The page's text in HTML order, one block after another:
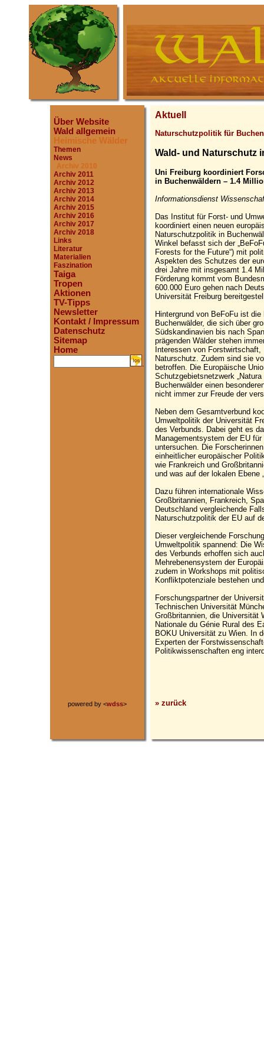
Über Website
Wald allgemein
Heimische Wälder
Themen
News
Archiv 2010
Archiv 2011
Archiv 2012
Archiv 2013
Archiv 2014
Archiv 2015
Archiv 2016
Archiv 2017
Archiv 2018
Links
Literatur
Materialien
Faszination
Taiga
Tropen
Aktionen
TV-Tipps
Newsletter
Kontakt / Impressum
Datenschutz
Sitemap
Home
.
powered by <wdss>
Aktuell
Naturschutzpolitik für
Wald- und Naturschutz
Uni Freiburg koordiniert
in Buchenwäldern – 1.4
Informationsdienst
Das Institut für Forst- und
koordiniert einen neuen
Naturschutzpolitik in
Winkel befasst sich der
Forests for the Future“) mit
Aspekten des Schutzes der
drei Jahre mit insgesamt 1.4
Förderung kommt vom
600.000 Euro gehen nach
Universität Freiburg
Hintergrund von BeFoFu ist
Buchenwälder, die sich über
Südskandinavien bis nach
prägenden Wälder stehen
Interessen von
Naturschutz. Zudem sind sie
betroffen. Die Europäische
Schutzgebietsnetzwerk
Buchenwälder einen
nicht immer zur Freude der
Neben dem Gesamtverbund
Umweltpolitik der Universität
des Verbunds. Dabei geht es
Managementsystem der EU
untersuchen. Die
einheitlicher europäischer
wie Frankreich und
und was auf der lokalen Ebene
Dazu führen internationale
Großbritannien, Frankreich,
Deutschland vergleichende
Naturschutzpolitik der EU auf
Dieser vergleichende
Umweltpolitik spannend: Die
des Verbunds erhoffen sich
Mehrebenensystem der
zudem in Workshops mit
Konfliktpotenziale bestehen
Forschungspartner der
Technischen Universität
Großbritannien, die Universität
Nationale du Génie Rural des
BOKU Universität zu Wien. In
Experten der
Politikwissenschaften eng
» zurück